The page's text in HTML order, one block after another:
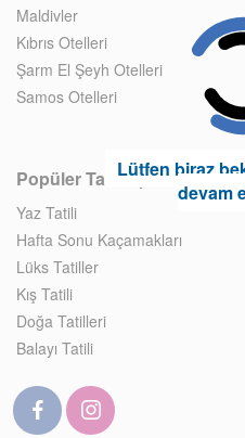
Maldivler
Kıbrıs Otelleri
Şarm El Şeyh Otelleri
Samos Otelleri
Popüler Tatil Tipleri
Yaz Tatili
Hafta Sonu Kaçamakları
Lüks Tatiller
Kış Tatili
Doğa Tatilleri
Balayı Tatili
Lütfen biraz
devam